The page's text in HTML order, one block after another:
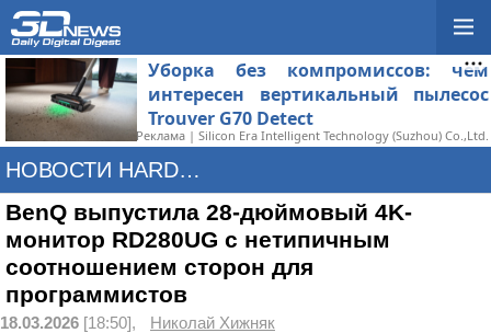
Уборка без компромиссов: чем
интересен вертикальный пылесос
Trouver G70 Detect
Реклама | Silicon Era Intelligent Technology (Suzhou) Co.,Ltd.
НОВОСТИ HARDWARE
BenQ выпустила 28-дюймовый 4K-
монитор RD280UG с нетипичным
соотношением сторон для
программистов
18.03.2026 [18:50], Николай Хижняк